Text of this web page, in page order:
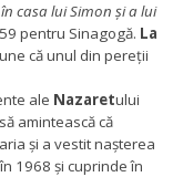
casa lui Simon şi a lui
pentru Sinagogă. La
că unul din pereții
ale Nazaretului
amintească că
și a vestit nașterea
1968 și cuprinde în